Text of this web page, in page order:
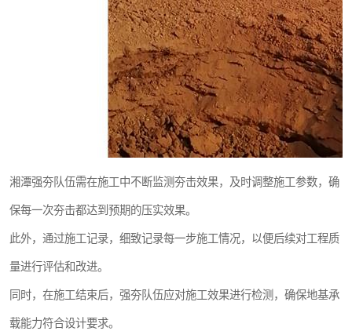
湘潭强夯队伍需在施工中不断监测夯击效果，及时调整施工参数，确
保每一次夯击都达到预期的压实效果。
此外，通过施工记录，细致记录每一步施工情况，以便后续对工程质
量进行评估和改进。
同时，在施工结束后，强夯队伍应对施工效果进行检测，确保地基承
载能力符合设计要求。